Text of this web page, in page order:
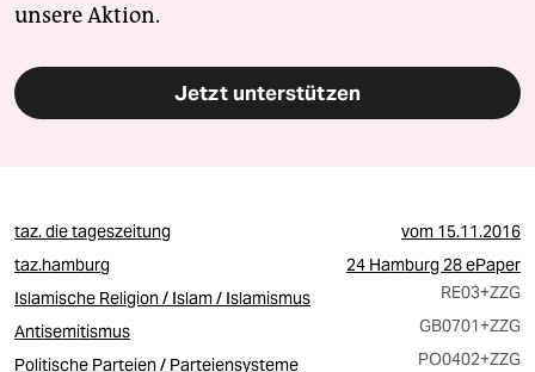
unsere Aktion.
Jetzt unterstützen
taz. die tageszeitung vom 15.11.2016
taz.hamburg
24 Hamburg 28 ePaper
Islamische Religion / Islam / Islamismus
RE03+ZZG
Antisemitismus
GB0701+ZZG
Politische Parteien / Parteiensysteme
PO0402+ZZG